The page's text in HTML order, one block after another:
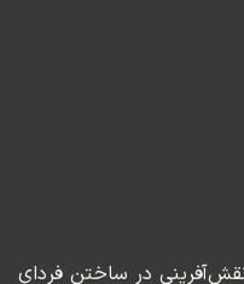
در ساختن فردای